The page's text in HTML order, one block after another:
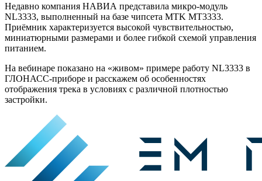
Недавно компания НАВИА представила микро-модуль
NL3333, выполненный на базе чипсета MTK MT3333.
Приёмник характеризуется высокой чувствительностью,
миниатюрными размерами и более гибкой схемой управления
питанием.
На вебинаре показано на «живом» примере работу NL3333 в
ГЛОНАСС-приборе и расскажем об особенностях
отображения трека в условиях с различной плотностью
застройки.